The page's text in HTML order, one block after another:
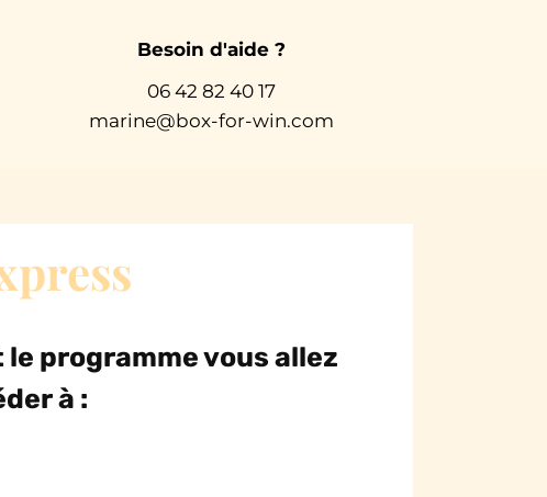
Besoin d'aide ?
06 42 82 40 17
marine@box-for-win.com
programme vous allez
à :